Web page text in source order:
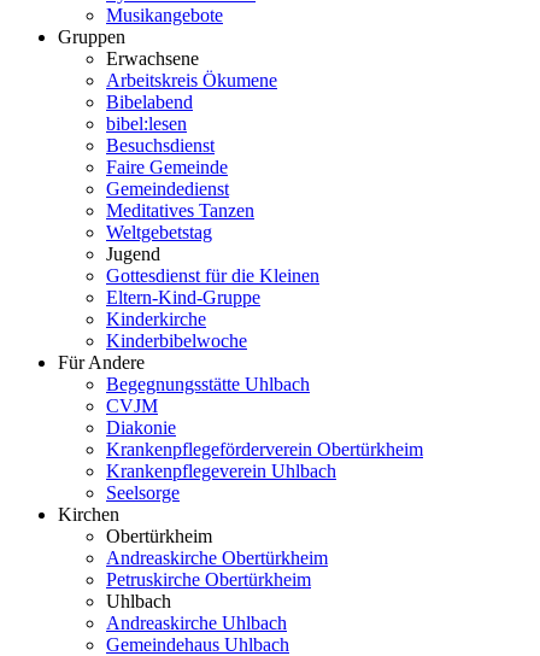
Musikangebote
Gruppen
Erwachsene
Arbeitskreis Ökumene
Bibelabend
bibel:lesen
Besuchsdienst
Faire Gemeinde
Gemeindedienst
Meditatives Tanzen
Weltgebetstag
Jugend
Gottesdienst für die Kleinen
Eltern-Kind-Gruppe
Kinderkirche
Kinderbibelwoche
Für Andere
Begegnungsstätte Uhlbach
CVJM
Diakonie
Krankenpflegeförderverein Obertürkheim
Krankenpflegeverein Uhlbach
Seelsorge
Kirchen
Obertürkheim
Andreaskirche Obertürkheim
Petruskirche Obertürkheim
Uhlbach
Andreaskirche Uhlbach
Gemeindehaus Uhlbach